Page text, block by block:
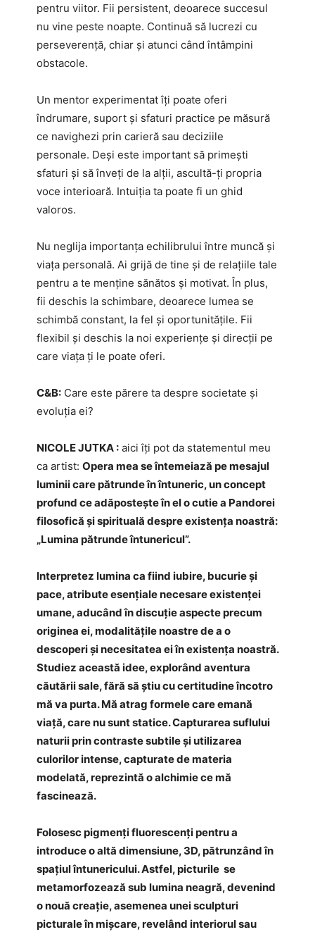
pentru viitor. Fii persistent, deoarece succesul
nu vine peste noapte. Continuă să lucrezi cu
perseverență, chiar și atunci când întâmpini
obstacole.
Un mentor experimentat îți poate oferi
îndrumare, suport și sfaturi practice pe măsură
ce navighezi prin carieră sau deciziile
personale. Deși este important să primești
sfaturi și să înveți de la alții, ascultă-ți propria
voce interioară. Intuiția ta poate fi un ghid
valoros.
Nu neglija importanța echilibrului între muncă și
viața personală. Ai grijă de tine și de relațiile tale
pentru a te menține sănătos și motivat. În plus,
fii deschis la schimbare, deoarece lumea se
schimbă constant, la fel și oportunitățile. Fii
flexibil și deschis la noi experiențe și direcții pe
care viața ți le poate oferi.
C&B: Care este părere ta despre societate și
evoluția ei?
NICOLE JUTKA : aici îți pot da statementul meu
ca artist: Opera mea se întemeiază pe mesajul
luminii care pătrunde în întuneric, un concept
profund ce adăpostește în el o cutie a Pandorei
filosofică și spirituală despre existența noastră:
„Lumina pătrunde întunericul”.
Interpretez lumina ca fiind iubire, bucurie și
pace, atribute esențiale necesare existenței
umane, aducând în discuție aspecte precum
originea ei, modalitățile noastre de a o
descoperi și necesitatea ei în existența noastră.
Studiez această idee, explorând aventura
căutării sale, fără să știu cu certitudine încotro
mă va purta. Mă atrag formele care emană
viață, care nu sunt statice. Capturarea suflului
naturii prin contraste subtile și utilizarea
culorilor intense, capturate de materia
modelată, reprezintă o alchimie ce mă
fascinează.
Folosesc pigmenți fluorescenți pentru a
introduce o altă dimensiune, 3D, pătrunzând în
spațiul întunericului. Astfel, picturile se
metamorfozează sub lumina neagră, devenind
o nouă creație, asemenea unei sculpturi
picturale în mișcare, revelând interiorul sau